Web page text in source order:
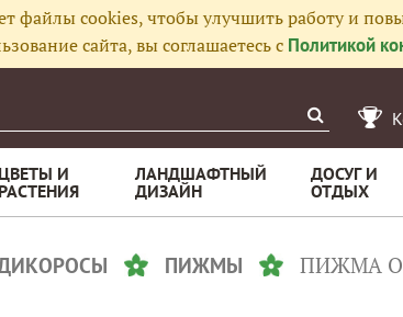
файлы cookies, чтобы улучшить работу и
сайта, вы соглашаетесь с Политикой
ЦВЕТЫ И
РАСТЕНИЯ
ЛАНДШАФТНЫЙ
ДИЗАЙН
ДОСУГ И
ОТДЫХ
ПИЖМЫ ПИЖМА